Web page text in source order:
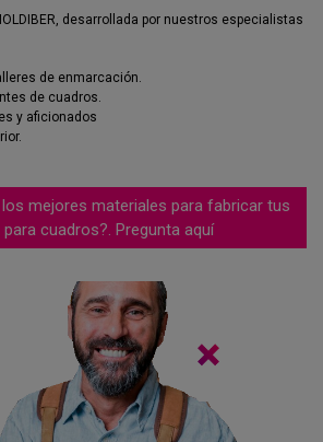
desarrollada por nuestros especialistas
de enmarcación.
de cuadros.
y aficionados
los mejores materiales para fabricar tus
cuadros?. Pregunta aquí